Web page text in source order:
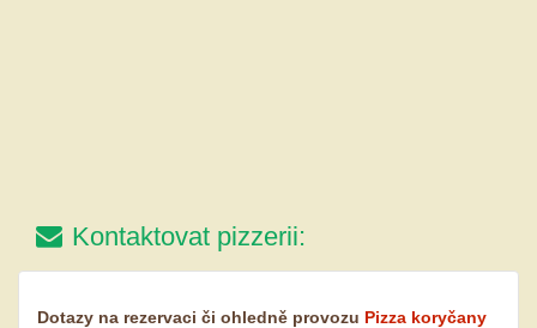
Kontaktovat pizzerii:
Dotazy na rezervaci či ohledně provozu Pizza koryčany